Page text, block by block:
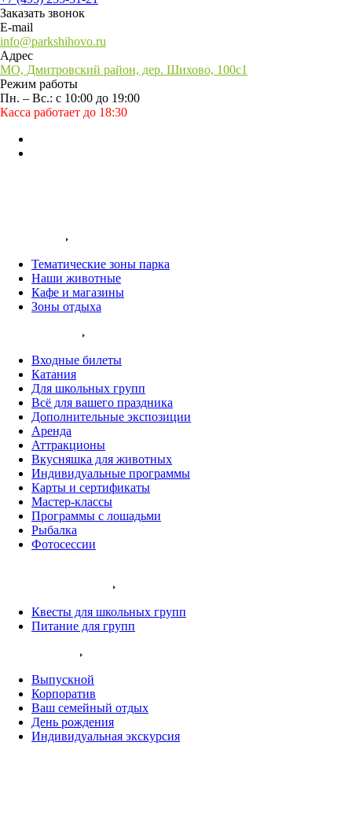
Заказать звонок
E-mail
info@parkshihovo.ru
Адрес
МО, Дмитровский район, дер. Шихово, 100с1
Режим работы
Пн. – Вс.: с 10:00 до 19:00
Касса работает до 18:30
Тематические зоны парка
Наши животные
Кафе и магазины
Зоны отдыха
Входные билеты
Катания
Для школьных групп
Всё для вашего праздника
Дополнительные экспозиции
Аренда
Аттракционы
Вкусняшка для животных
Индивидуальные программы
Карты и сертификаты
Мастер-классы
Программы с лошадьми
Рыбалка
Фотосессии
Квесты для школьных групп
Питание для групп
Выпускной
Корпоратив
Ваш семейный отдых
День рождения
Индивидуальная экскурсия